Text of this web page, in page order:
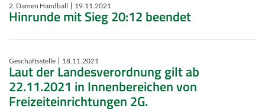
2. Damen Handball 19.11.2021
Hinrunde mit Sieg 20:12 beendet
Geschäftsstelle 18.11.2021
Laut der Landesverordnung gilt ab
22.11.2021 in Innenbereichen von
Freizeiteinrichtungen 2G.